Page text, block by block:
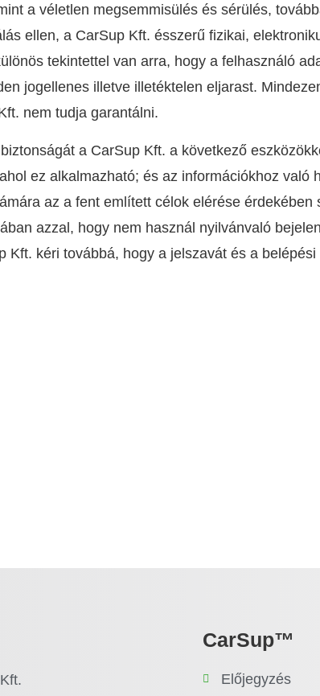
a véletlen megsemmisülés és sérülés,
ellen, a CarSup Kft. ésszerű fizikai,
tekintettel van arra, hogy a felhasználó
jogellenes illetve illetéktelen eljarast.
nem tudja garantálni.
a CarSup Kft. a következő
ez alkalmazható; és az információkhoz
az a fent említett célok elérése
azzal, hogy nem használ nyilvánvaló
Kft. kéri továbbá, hogy a jelszavát és a
CarSup™
Előjegyzés